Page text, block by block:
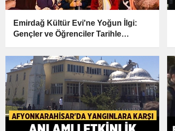
Emirdağ Kültür Evi'ne Yoğun İlgi:
Gençler ve Öğrenciler Tarihle